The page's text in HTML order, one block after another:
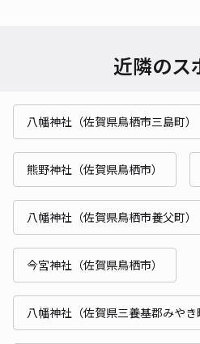
近隣のス
八幡神社（佐賀県鳥栖市三島町）
熊野神社（佐賀県鳥栖市）
八幡神社（佐賀県鳥栖市養父町）
今宮神社（佐賀県鳥栖市）
八幡神社（佐賀県三養基郡みやき